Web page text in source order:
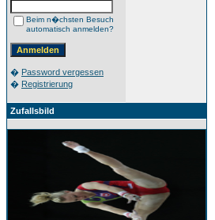
Beim n�chsten Besuch
automatisch anmelden?
� Password vergessen
� Registrierung
Zufallsbild